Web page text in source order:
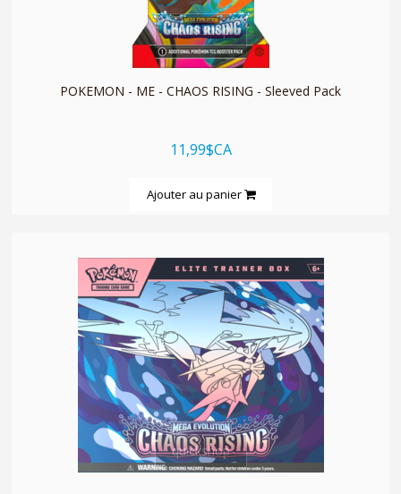
quickshop
POKEMON - ME - CHAOS RISING - Sleeved Pack
11,99$CA
Ajouter au panier
quickshop